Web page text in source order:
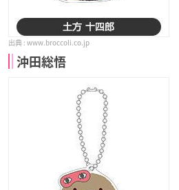
www.broccoli.co.jp
沖田総悟